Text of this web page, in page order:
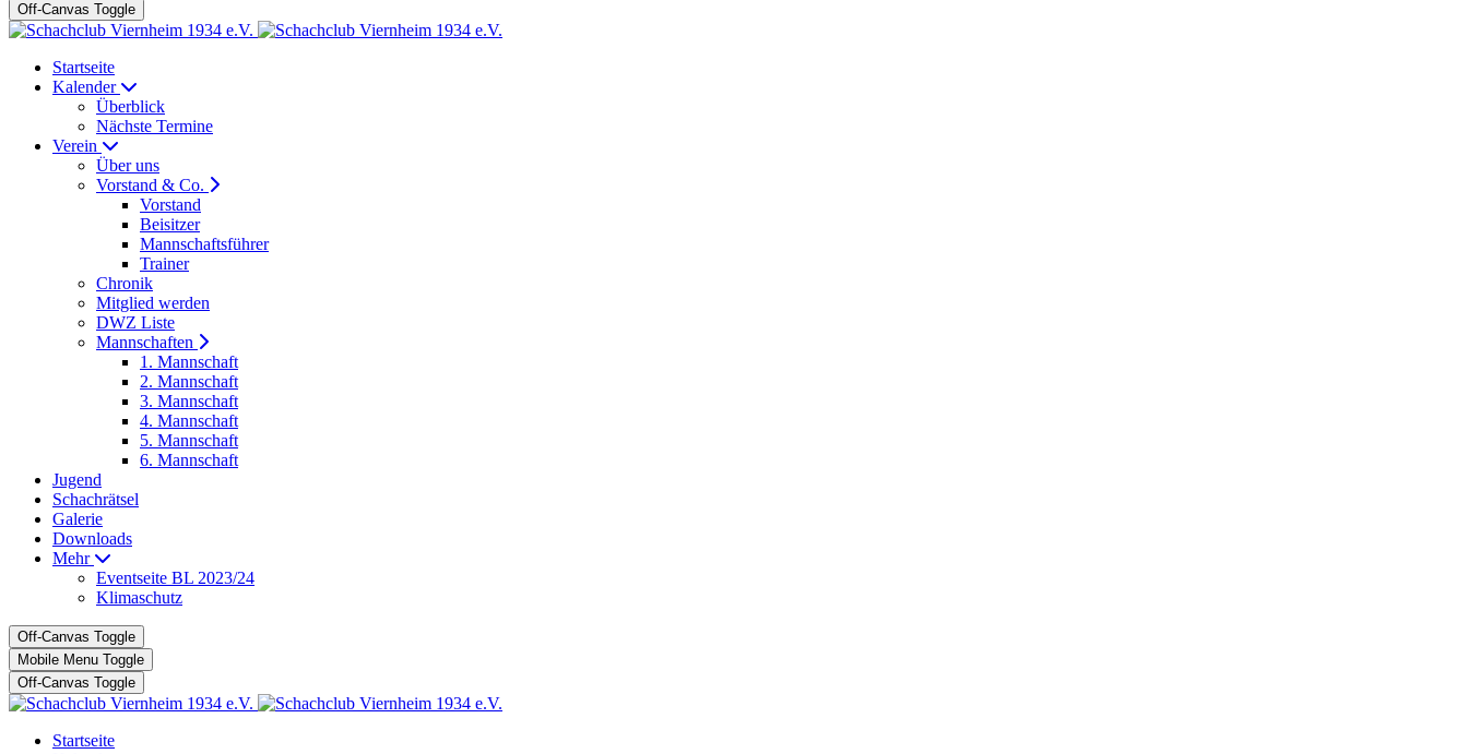
Off-Canvas Toggle
Startseite
Kalender
Überblick
Nächste Termine
Verein
Über uns
Vorstand & Co.
Vorstand
Beisitzer
Mannschaftsführer
Trainer
Chronik
Mitglied werden
DWZ Liste
Mannschaften
1. Mannschaft
2. Mannschaft
3. Mannschaft
4. Mannschaft
5. Mannschaft
6. Mannschaft
Jugend
Schachrätsel
Galerie
Downloads
Mehr
Eventseite BL 2023/24
Klimaschutz
Off-Canvas Toggle
Mobile Menu Toggle
Off-Canvas Toggle
Startseite